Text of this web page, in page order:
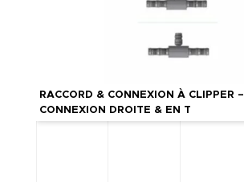
RACCORD & CONNEXION À CLIPPER –
CONNEXION DROITE & EN T